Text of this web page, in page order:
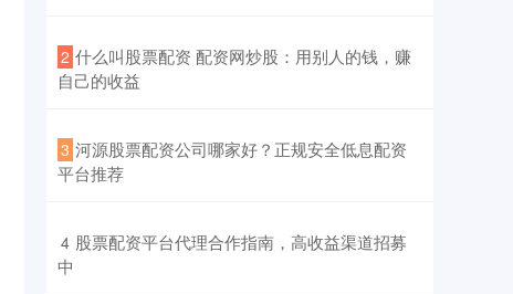
2 ​什么叫股票配资 配资网炒股：用别人的钱，赚
自己的收益
3 ​河源股票配资公司哪家好？正规安全低息配资
平台推荐
4 ​股票配资平台代理合作指南，高收益渠道招募
中